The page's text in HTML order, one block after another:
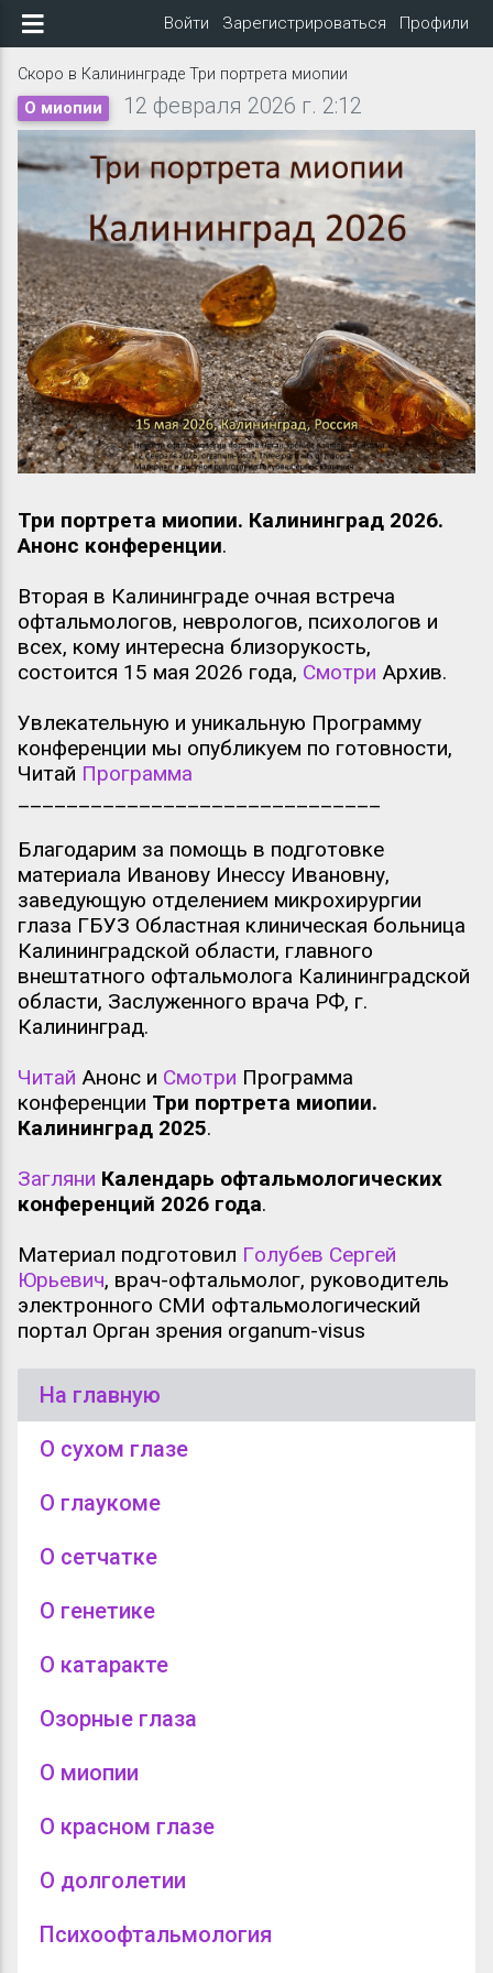
Войти Зарегистрироваться Профили
Скоро в Калининграде Три портрета миопии
О миопии 12 февраля 2026 г. 2:12
Три портрета миопии. Калининград 2026.
Анонс конференции.
Вторая в Калининграде очная встреча
офтальмологов, неврологов, психологов и
всех, кому интересна близорукость,
состоится 15 мая 2026 года, Смотри Архив.
Увлекательную и уникальную Программу
конференции мы опубликуем по готовности,
Читай Программа
Благодарим за помощь в подготовке
материала Иванову Инессу Ивановну,
заведующую отделением микрохирургии
глаза ГБУЗ Областная клиническая больница
Калининградской области, главного
внештатного офтальмолога Калининградской
области, Заслуженного врача РФ, г.
Калининград.
Читай Анонс и Смотри Программа
конференции Три портрета миопии.
Калининград 2025.
Загляни Календарь офтальмологических
конференций 2026 года.
Материал подготовил Голубев Сергей
Юрьевич, врач-офтальмолог, руководитель
электронного СМИ офтальмологический
портал Орган зрения organum-visus
На главную
О сухом глазе
О глаукоме
О сетчатке
О генетике
О катаракте
Озорные глаза
О миопии
О красном глазе
О долголетии
Психоофтальмология